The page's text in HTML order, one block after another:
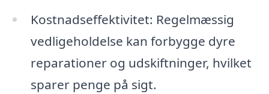
Kostnadseffektivitet: Regelmæssig
vedligeholdelse kan forbygge dyre
reparationer og udskiftninger, hvilket
sparer penge på sigt.